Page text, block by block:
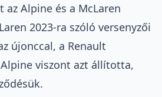
Alpine és a McLaren
2023-ra szóló versenyzői
újonccal, a Renault
viszont azt állította,